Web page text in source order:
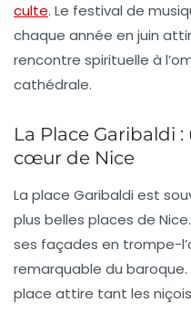
culte. Le festival de
chaque année en juin
rencontre spirituelle à
cathédrale.
La Place Garibaldi
cœur de Nice
La place Garibaldi est
plus belles places de
ses façades en trompe-
remarquable du
place attire tant les